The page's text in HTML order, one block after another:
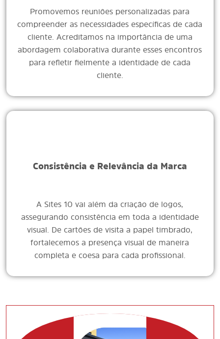
Promovemos reuniões personalizadas para
compreender as necessidades específicas de cada
cliente. Acreditamos na importância de uma
abordagem colaborativa durante esses encontros
para refletir fielmente a identidade de cada
cliente.
Consistência e Relevância da Marca
A Sites 10 vai além da criação de logos,
assegurando consistência em toda a identidade
visual. De cartões de visita a papel timbrado,
fortalecemos a presença visual de maneira
completa e coesa para cada profissional.